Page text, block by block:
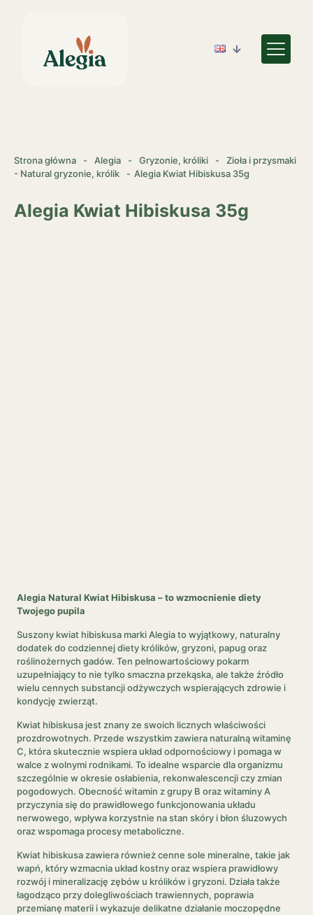
Strona główna - Alegia - Gryzonie, króliki -
Zioła i przysmaki
- Natural gryzonie, królik
- Alegia Kwiat Hibiskusa 35g
Alegia Kwiat Hibiskusa 35g
Alegia Natural Kwiat Hibiskusa – to wzmocnienie diety
Twojego pupila
Suszony kwiat hibiskusa marki Alegia to wyjątkowy, naturalny
dodatek do codziennej diety królików, gryzoni, papug oraz
roślinożernych gadów. Ten pełnowartościowy pokarm
uzupełniający to nie tylko smaczna przekąska, ale także źródło
wielu cennych substancji odżywczych wspierających zdrowie i
kondycję zwierząt.
Kwiat hibiskusa jest znany ze swoich licznych właściwości
prozdrowotnych. Przede wszystkim zawiera naturalną witaminę
C, która skutecznie wspiera układ odpornościowy i pomaga w
walce z wolnymi rodnikami. To idealne wsparcie dla organizmu
szczególnie w okresie osłabienia, rekonwalescencji czy zmian
pogodowych. Obecność witamin z grupy B oraz witaminy A
przyczynia się do prawidłowego funkcjonowania układu
nerwowego, wpływa korzystnie na stan skóry i błon śluzowych
oraz wspomaga procesy metaboliczne.
Kwiat hibiskusa zawiera również cenne sole mineralne, takie jak
wapń, który wzmacnia układ kostny oraz wspiera prawidłowy
rozwój i mineralizację zębów u królików i gryzoni. Działa także
łagodząco przy dolegliwościach trawiennych, poprawia
przemianę materii i wykazuje delikatne działanie moczopędne